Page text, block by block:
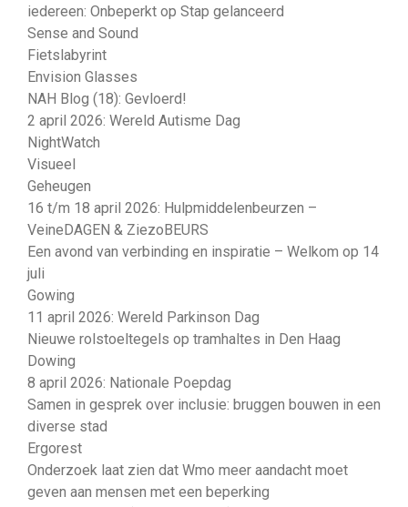
iedereen: Onbeperkt op Stap gelanceerd
Sense and Sound
Fietslabyrint
Envision Glasses
NAH Blog (18): Gevloerd!
2 april 2026: Wereld Autisme Dag
NightWatch
Visueel
Geheugen
16 t/m 18 april 2026: Hulpmiddelenbeurzen –
VeineDAGEN & ZiezoBEURS
Een avond van verbinding en inspiratie – Welkom op 14
juli
Gowing
11 april 2026: Wereld Parkinson Dag
Nieuwe rolstoeltegels op tramhaltes in Den Haag
Dowing
8 april 2026: Nationale Poepdag
Samen in gesprek over inclusie: bruggen bouwen in een
diverse stad
Ergorest
Onderzoek laat zien dat Wmo meer aandacht moet
geven aan mensen met een beperking